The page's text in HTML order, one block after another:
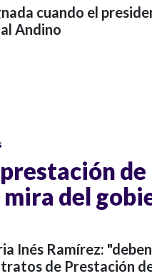
cuando el
Andino
de
del
Inés Ramírez:
de Prestación